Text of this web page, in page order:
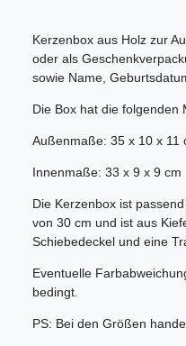
Kerzenbox aus Holz zur
oder als
sowie Name,
Die Box hat die folgenden
Außenmaße: 35 x 10 x 11
Innenmaße: 33 x 9 x 9 cm
Die Kerzenbox ist
von 30 cm und ist aus
Schiebedeckel und eine
Eventuelle
bedingt.
PS: Bei den Größen